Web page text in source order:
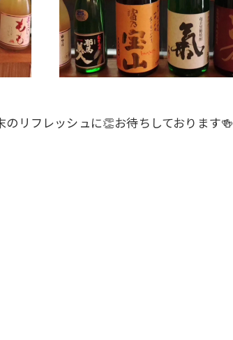
リフレッシュに👏お待ちしております🍻